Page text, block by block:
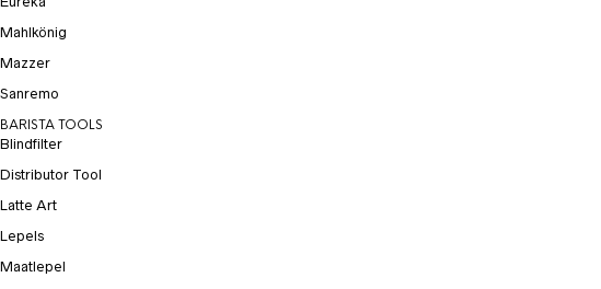
Mahlkönig
Mazzer
Sanremo
BARISTA TOOLS
Blindfilter
Distributor Tool
Latte Art
Lepels
Maatlepel